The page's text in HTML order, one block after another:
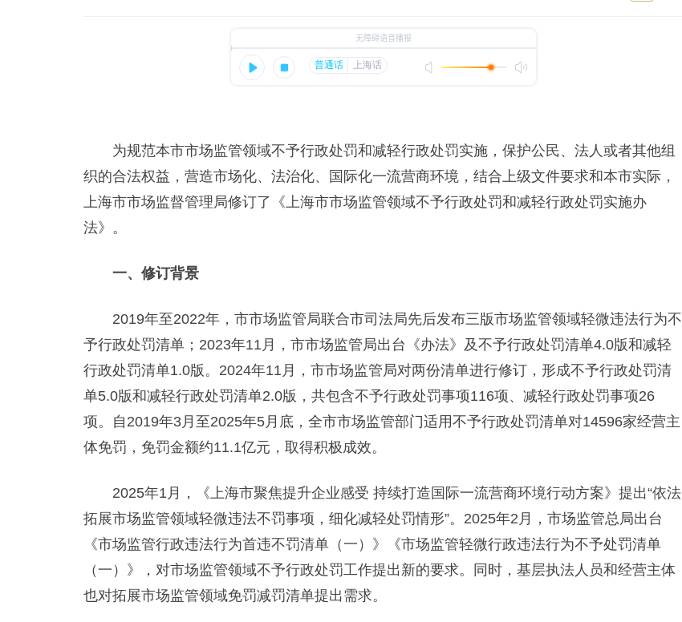
为规范本市市场监管领域不予行政处罚和减轻行政处罚实施，保护公民、法人或者其他组
织的合法权益，营造市场化、法治化、国际化一流营商环境，结合上级文件要求和本市实际，
上海市市场监督管理局修订了《上海市市场监管领域不予行政处罚和减轻行政处罚实施办
法》。
一、修订背景
2019年至2022年，市市场监管局联合市司法局先后发布三版市场监管领域轻微违法行为不
予行政处罚清单；2023年11月，市市场监管局出台《办法》及不予行政处罚清单4.0版和减轻
行政处罚清单1.0版。2024年11月，市市场监管局对两份清单进行修订，形成不予行政处罚清
单5.0版和减轻行政处罚清单2.0版，共包含不予行政处罚事项116项、减轻行政处罚事项26
项。自2019年3月至2025年5月底，全市市场监管部门适用不予行政处罚清单对14596家经营主
体免罚，免罚金额约11.1亿元，取得积极成效。
2025年1月，《上海市聚焦提升企业感受 持续打造国际一流营商环境行动方案》提出“依法
拓展市场监管领域轻微违法不罚事项，细化减轻处罚情形”。2025年2月，市场监管总局出台
《市场监管行政违法行为首违不罚清单（一）》《市场监管轻微行政违法行为不予处罚清单
（一）》，对市场监管领域不予行政处罚工作提出新的要求。同时，基层执法人员和经营主体
也对拓展市场监管领域免罚减罚清单提出需求。